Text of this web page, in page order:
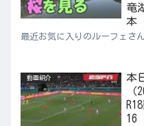
竜
本
最近お気に入りのルーフェさ
動画紹介
本
16